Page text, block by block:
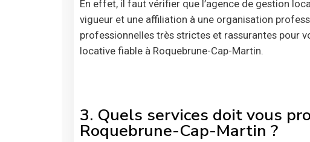
En effet, il faut vérifier que l’agence de gestion
vigueur et une affiliation à une organisation
professionnelles très strictes et rassurantes pour
locative fiable à Roquebrune-Cap-Martin.
3. Quels services doit vous
Roquebrune-Cap-Martin ?